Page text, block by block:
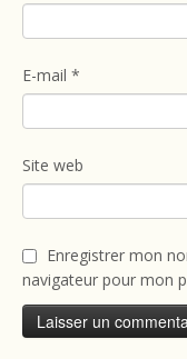
E-mail *
Site web
Enregistrer mon
navigateur pour mon